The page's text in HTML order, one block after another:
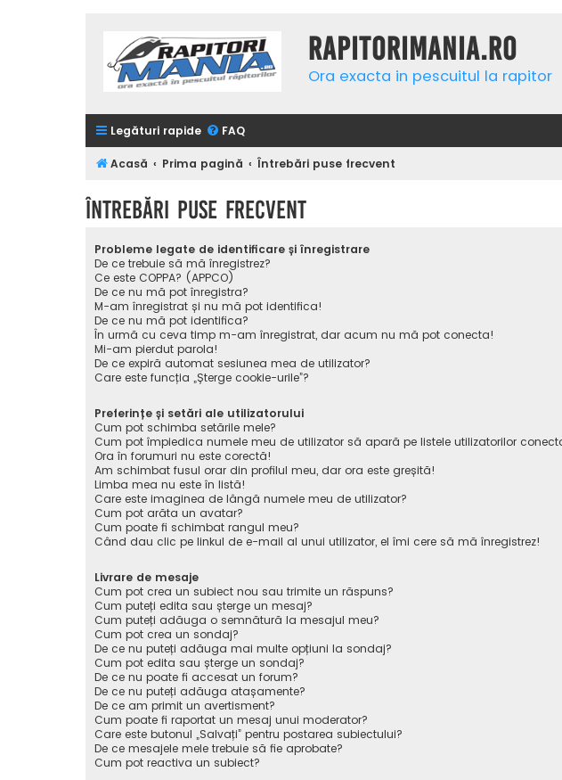
Rapitorimania.ro
Ora exacta in pescuitul la rapitor
Legături rapide FAQ
Acasă Prima pagină Întrebări puse frecvent
Întrebări puse frecvent
Probleme legate de identificare și înregistrare
De ce trebuie să mă înregistrez?
Ce este COPPA? (APPCO)
De ce nu mă pot înregistra?
M-am înregistrat și nu mă pot identifica!
De ce nu mă pot identifica?
În urmă cu ceva timp m-am înregistrat, dar acum nu mă pot conecta!
Mi-am pierdut parola!
De ce expiră automat sesiunea mea de utilizator?
Care este funcția „Șterge cookie-urile”?
Preferințe și setări ale utilizatorului
Cum pot schimba setările mele?
Cum pot împiedica numele meu de utilizator să apară pe listele utilizatorilor
Ora în forumuri nu este corectă!
Am schimbat fusul orar din profilul meu, dar ora este greșită!
Limba mea nu este în listă!
Care este imaginea de lângă numele meu de utilizator?
Cum pot arăta un avatar?
Cum poate fi schimbat rangul meu?
Când dau clic pe linkul de e-mail al unui utilizator, el îmi cere să mă înregistrez!
Livrare de mesaje
Cum pot crea un subiect nou sau trimite un răspuns?
Cum puteți edita sau șterge un mesaj?
Cum puteți adăuga o semnătură la mesajul meu?
Cum pot crea un sondaj?
De ce nu puteți adăuga mai multe opțiuni la sondaj?
Cum pot edita sau șterge un sondaj?
De ce nu poate fi accesat un forum?
De ce nu puteți adăuga atașamente?
De ce am primit un avertisment?
Cum poate fi raportat un mesaj unui moderator?
Care este butonul „Salvați” pentru postarea subiectului?
De ce mesajele mele trebuie să fie aprobate?
Cum pot reactiva un subiect?